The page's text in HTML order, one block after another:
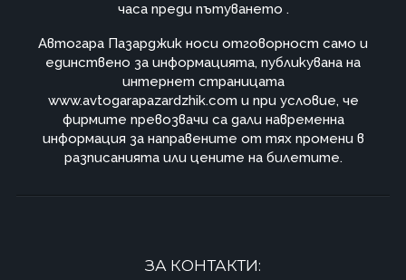
часа преди пътуването .
Автогара Пазарджик носи отговорност само и
единствено за информацията, публикувана на
интернет страницата
www.avtogarapazardzhik.com и при условие, че
фирмите превозвачи са дали навременна
информация за направените от тях промени в
разписанията или цените на билетите.
ЗА КОНТАКТИ: